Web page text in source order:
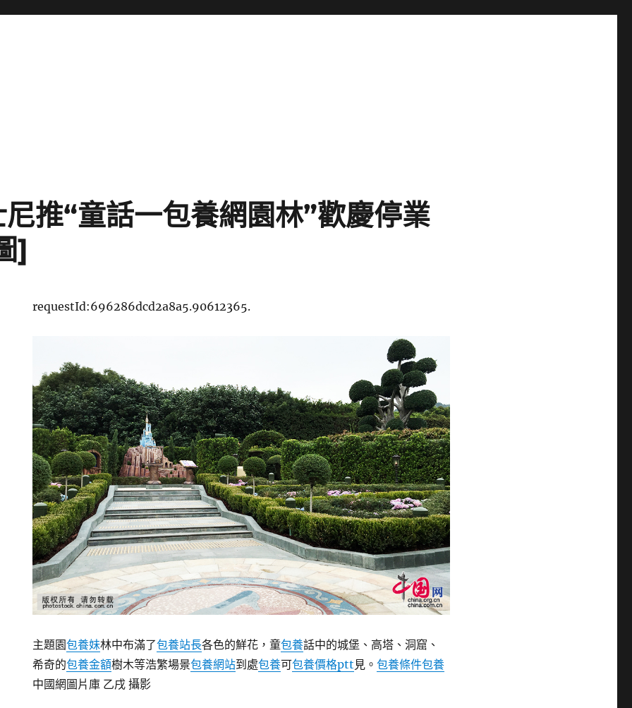
推“童話一包養網園林”歡慶停業
]
requestId:696286dcd2a8a5.90612365.
主題園包養妹林中布滿了包養站長各色的鮮花，童包養話中的城堡、高塔、洞窟、
希奇的包養金額樹木等浩繁場景包養網站到處包養可包養價格ptt 見。包養條件包養
中國網圖片庫 乙戌 攝影